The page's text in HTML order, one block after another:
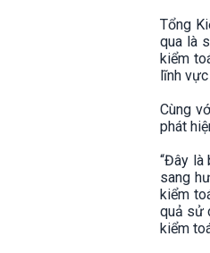
Tổng
qua là
kiểm
lĩnh
Cùng
phát
“Đây là
sang
kiểm
quả sử
kiểm